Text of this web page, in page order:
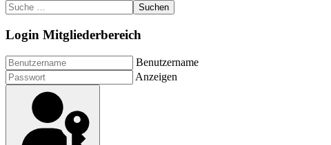
Suchen
Login Mitgliederbereich
Benutzername
Anzeigen